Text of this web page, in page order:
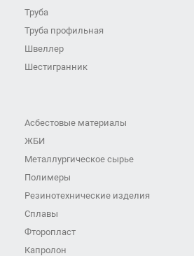
Труба
Труба профильная
Швеллер
Шестигранник
Асбестовые материалы
ЖБИ
Металлургическое сырье
Полимеры
Резинотехнические изделия
Сплавы
Фторопласт
Капролон